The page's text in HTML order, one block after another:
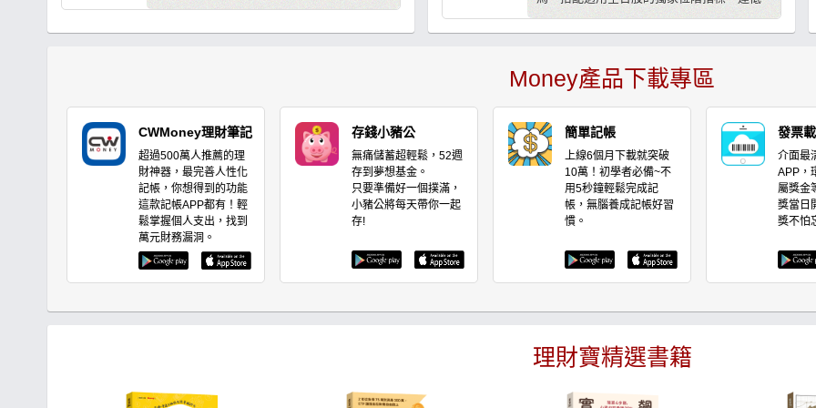
資經驗與CMoney理財寶研發出全方位選股功
構投資觀念集結成文章、影音，帶你養成正
確的存股邏輯思維、打造存股完整布局策
找機會、高檔避風險，儘可能佈局在最低價
位！
Money產品下載專區
CWMoney理財筆記
超過500萬人推薦的理
財神器，最完善人性化
記帳，你想得到的功能
這款記帳APP都有！輕
鬆掌握個人支出，找到
萬元財務漏洞。
存錢小豬公
無痛儲蓄超輕鬆，52週
存到夢想基金。
只要準備好一個撲滿，
小豬公將每天帶你一起
存!
簡單記帳
上線6個月下載就突破
10萬！初學者必備~不
用5秒鐘輕鬆完成記
帳，無腦養成記帳好習
慣。
發票
介面最
APP，
屬獎金
獎當日
獎不怕
理財寶精選書籍